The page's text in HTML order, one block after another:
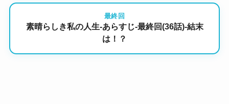
最終回
素晴らしき私の人生-あらすじ-最終回(36話)-結末
は！？